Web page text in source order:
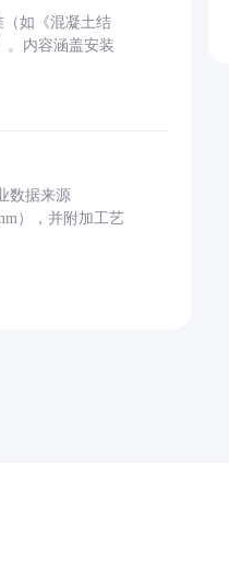
如《混凝土结
。内容涵盖安装
数据来源
），并附加工艺